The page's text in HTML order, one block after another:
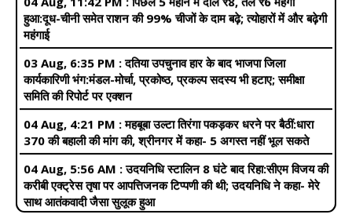
03 Aug, 6:35 PM : दतिया उपचुनाव हार के बाद भाजपा जिला
कार्यकारिणी भंग:मंडल-मोर्चा, प्रकोष्ठ, प्रकल्प सदस्य भी हटाए; समीक्षा
समिति की रिपोर्ट पर एक्शन
04 Aug, 4:21 PM : महबूबा उल्टा तिरंगा पकड़कर धरने पर बैठीं:धारा
370 की बहाली की मांग की, श्रीनगर में कहा- 5 अगस्त नहीं भूल सकते
04 Aug, 5:56 AM :उदयनिधि स्टालिन 8 घंटे बाद रिहा:सीएम विजय की
करीबी एक्ट्रेस तृषा पर आपत्तिजनक टिप्पणी की थी; उदयनिधि ने कहा- मेरे
साथ आतंकवादी जैसा सुलूक हुआ
04 Aug, 3:07 PM : महाराष्ट्र की डिप्टी सीएम को कांग्रेस ने कहा 'गूंगी
गुड़िया':सुनेत्रा पवार पर की टिप्पणी, शिंदे बोले- यह राज्य की सभी महिलाओं
का अपमान
Amit Singh:-Pregnancy में इन वजहों से बढ़ जाती है
खुजली की समस्या, नजरअंदाज करने की गलती मां और बच्चे दोनों के
लिए खतरा
Amit Singh:-Income Tax Budget 2024: टैक्सपेयर्स